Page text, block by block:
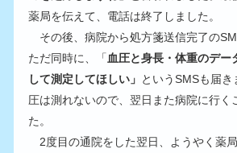
薬局を伝えて、電話は終了しました。
その後、病院から処方箋送信完了の
ただ同時に、「血圧と身長・体重のデー
して測定してほしい」 というSMSも届
圧は測れないので、翌日また病院に行く
た。
2度目の通院をした翌日、ようやく薬